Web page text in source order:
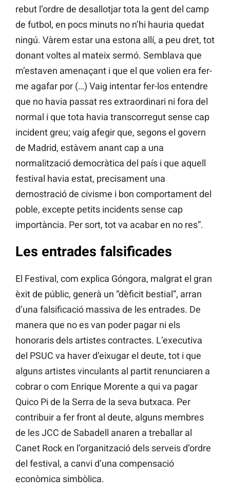
rebut l’ordre de desallotjar tota la gent del camp
de futbol, en pocs minuts no n’hi hauria quedat
ningú. Vàrem estar una estona allí, a peu dret, tot
donant voltes al mateix sermó. Semblava que
m’estaven amenaçant i que el que volien era fer-
me agafar por (…) Vaig intentar fer-los entendre
que no havia passat res extraordinari ni fora del
normal i que tota havia transcorregut sense cap
incident greu; vaig afegir que, segons el govern
de Madrid, estàvem anant cap a una
normalització democràtica del país i que aquell
festival havia estat, precisament una
demostració de civisme i bon comportament del
poble, excepte petits incidents sense cap
importància. Per sort, tot va acabar en no res”.
Les entrades falsificades
El Festival, com explica Góngora, malgrat el gran
èxit de públic, generà un “dèficit bestial”, arran
d’una falsificació massiva de les entrades. De
manera que no es van poder pagar ni els
honoraris dels artistes contractes. L’executiva
del PSUC va haver d’eixugar el deute, tot i que
alguns artistes vinculants al partit renunciaren a
cobrar o com Enrique Morente a qui va pagar
Quico Pi de la Serra de la seva butxaca. Per
contribuir a fer front al deute, alguns membres
de les JCC de Sabadell anaren a treballar al
Canet Rock en l’organització dels serveis d’ordre
del festival, a canvi d’una compensació
econòmica simbòlica.